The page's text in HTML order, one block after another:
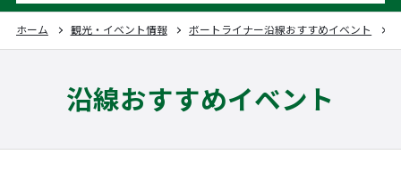
ホーム 観光・イベント情報 ポートライナー沿線おすすめイベント
沿線おすすめイベント